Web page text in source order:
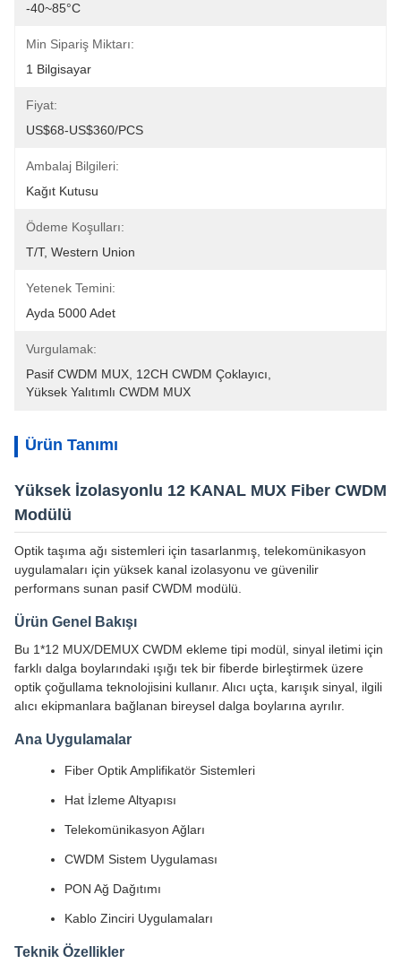
-40~85°C
Min Sipariş Miktarı:
1 Bilgisayar
Fiyat:
US$68-US$360/PCS
Ambalaj Bilgileri:
Kağıt Kutusu
Ödeme Koşulları:
T/T, Western Union
Yetenek Temini:
Ayda 5000 Adet
Vurgulamak:
Pasif CWDM MUX 12CH CWDM Çoklayıcı
Yüksek Yalıtımlı CWDM MUX
Ürün Tanımı
Yüksek İzolasyonlu 12 KANAL MUX Fiber CWDM
Modülü
Optik taşıma ağı sistemleri için tasarlanmış, telekomünikasyon
uygulamaları için yüksek kanal izolasyonu ve güvenilir
performans sunan pasif CWDM modülü.
Ürün Genel Bakışı
Bu 1*12 MUX/DEMUX CWDM ekleme tipi modül, sinyal iletimi için
farklı dalga boylarındaki ışığı tek bir fiberde birleştirmek üzere
optik çoğullama teknolojisini kullanır. Alıcı uçta, karışık sinyal, ilgili
alıcı ekipmanlara bağlanan bireysel dalga boylarına ayrılır.
Ana Uygulamalar
Fiber Optik Amplifikatör Sistemleri
Hat İzleme Altyapısı
Telekomünikasyon Ağları
CWDM Sistem Uygulaması
PON Ağ Dağıtımı
Kablo Zinciri Uygulamaları
Teknik Özellikler